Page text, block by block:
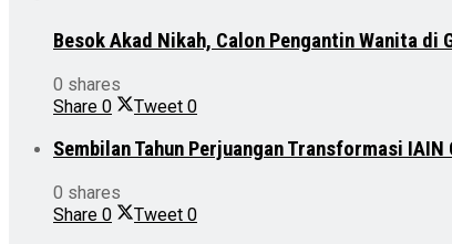
Besok Akad Nikah, Calon Pengantin Wanita di
0 shares
Share 0 Tweet 0
Sembilan Tahun Perjuangan Transformasi
0 shares
Share 0 Tweet 0